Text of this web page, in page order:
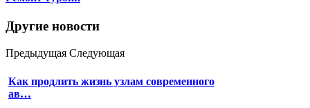
Другие новости
Предыдущая Следующая
Как продлить жизнь узлам современного
ав…